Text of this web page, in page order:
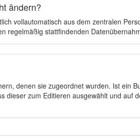
ändern?
vollautomatisch aus dem zentralen
regelmäßig stattfindenden
denen sie zugeordnet wurden. Ist ein
zum Editieren ausgewählt und auf